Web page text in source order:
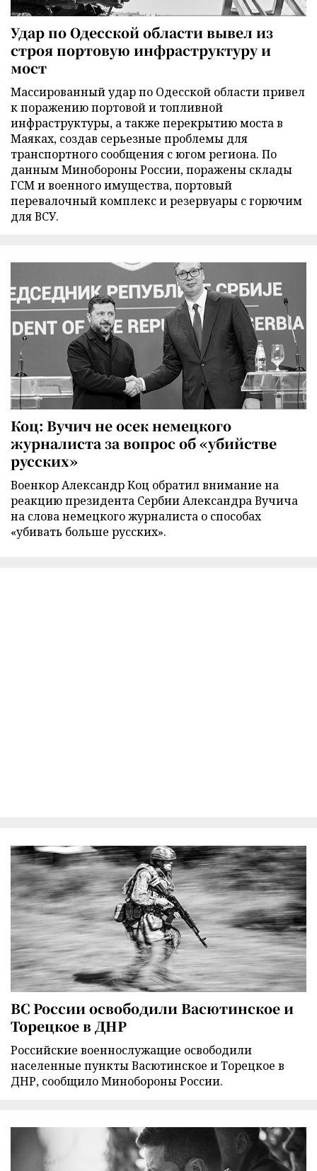
Удар по Одесской области вывел из
строя портовую инфраструктуру и
мост
Массированный удар по Одесской области привел
к поражению портовой и топливной
инфраструктуры, а также перекрытию моста в
Маяках, создав серьезные проблемы для
транспортного сообщения с югом региона. По
данным Минобороны России, поражены склады
ГСМ и военного имущества, портовый
перевалочный комплекс и резервуары с горючим
для ВСУ.
Коц: Вучич не осек немецкого
журналиста за вопрос об «убийстве
русских»
Военкор Александр Коц обратил внимание на
реакцию президента Сербии Александра Вучича
на слова немецкого журналиста о способах
«убивать больше русских».
ВС России освободили Васютинское и
Торецкое в ДНР
Российские военнослужащие освободили
населенные пункты Васютинское и Торецкое в
ДНР, сообщило Минобороны России.